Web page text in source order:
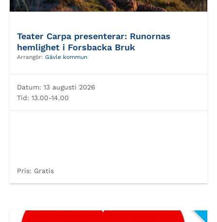
Teater Carpa presenterar: Runornas
hemlighet i Forsbacka Bruk
Arrangör: Gävle kommun
Datum: 13 augusti 2026
Tid: 13.00-14.00
Pris: Gratis